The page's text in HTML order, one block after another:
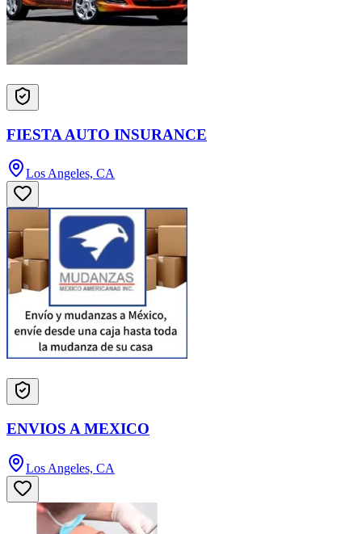
FIESTA AUTO INSURANCE
Los Angeles, CA
ENVIOS A MEXICO
Los Angeles, CA